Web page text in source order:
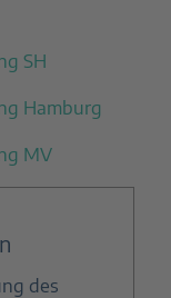
SH
Hamburg
MV
des